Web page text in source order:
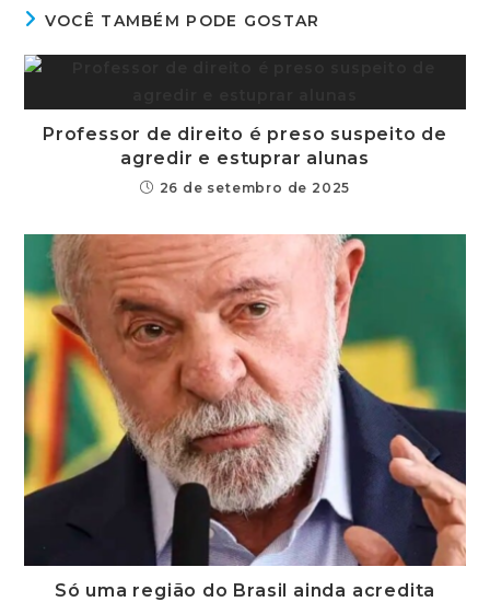
VOCÊ TAMBÉM PODE GOSTAR
Professor de direito é preso suspeito de
agredir e estuprar alunas
26 de setembro de 2025
Só uma região do Brasil ainda acredita